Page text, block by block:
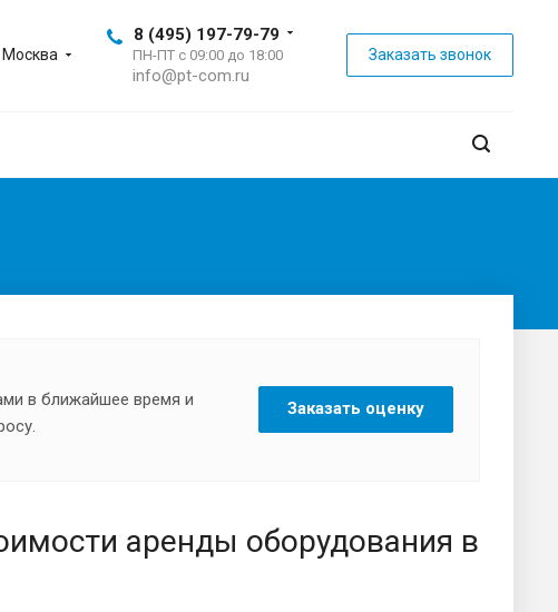
Москва
8 (495) 197-79-79
ПН-ПТ с 09:00 до 18:00
info@pt-com.ru
Заказать звонок
в ближайшее время и
Заказать оценку
аренды оборудования в